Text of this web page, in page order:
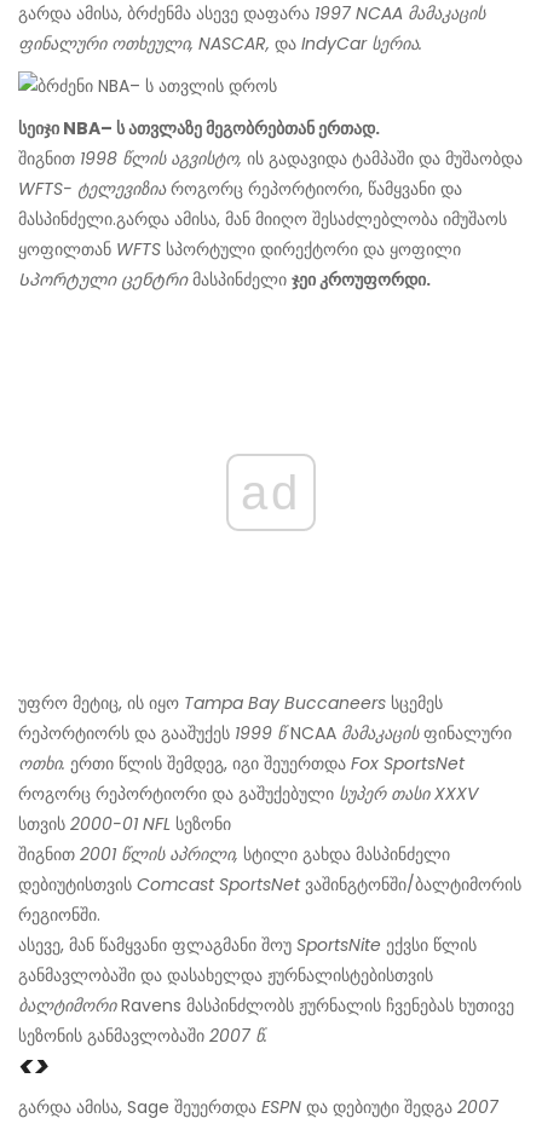
გარდა ამისა, ბრძენმა ასევე დაფარა 1997 NCAA მამაკაცის
ფინალური ოთხეული, NASCAR, და IndyCar სერია.
სეიჯი NBA– ს ათვლაზე მეგობრებთან ერთად.
შიგნით 1998 წლის აგვისტო, ის გადავიდა ტამპაში და მუშაობდა
WFTS- ტელევიზიაროგორც რეპორტიორი, წამყვანი და
მასპინძელი.გარდა ამისა, მან მიიღო შესაძლებლობა იმუშაოს
ყოფილთან WFTS სპორტული დირექტორი და ყოფილი
Სპორტული ცენტრიმასპინძელი ჯეი კროუფორდი.
ad
უფრო მეტიც, ის იყო Tampa Bay Buccaneers სცემეს
რეპორტიორს და გააშუქეს 1999 წNCAA მამაკაცისფინალური
ოთხი. ერთი წლის შემდეგ, იგი შეუერთდა Fox SportsNet
როგორც რეპორტიორი და გაშუქებული სუპერ თასი XXXV
სთვის 2000-01 NFL სეზონი
შიგნით 2001 წლის აპრილი, სტილი გახდა მასპინძელი
დებიუტისთვის Comcast SportsNet ვაშინგტონში/ბალტიმორის
რეგიონში.
ასევე, მან წამყვანი ფლაგმანი შოუ SportsNite ექვსი წლის
განმავლობაში და დასახელდა ჟურნალისტებისთვის
ბალტიმორიRavens მასპინძლობს ჟურნალის ჩვენებას ხუთივე
სეზონის განმავლობაში 2007 წ.
<>
გარდა ამისა, Sage შეუერთდა ESPN და დებიუტი შედგა 2007